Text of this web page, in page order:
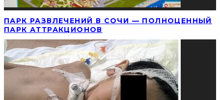
ПАРК РАЗВЛЕЧЕНИЙ В СОЧИ — ПОЛНОЦЕННЫЙ
ПАРК АТТРАКЦИОНОВ